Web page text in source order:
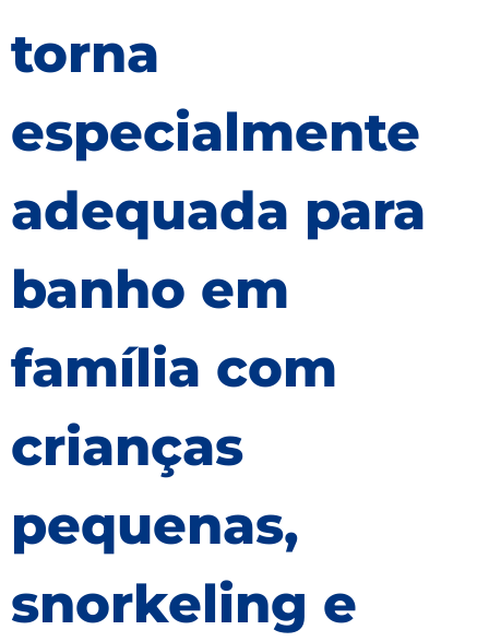
torna
especialmente
adequada para
banho em
família com
crianças
pequenas,
snorkeling e